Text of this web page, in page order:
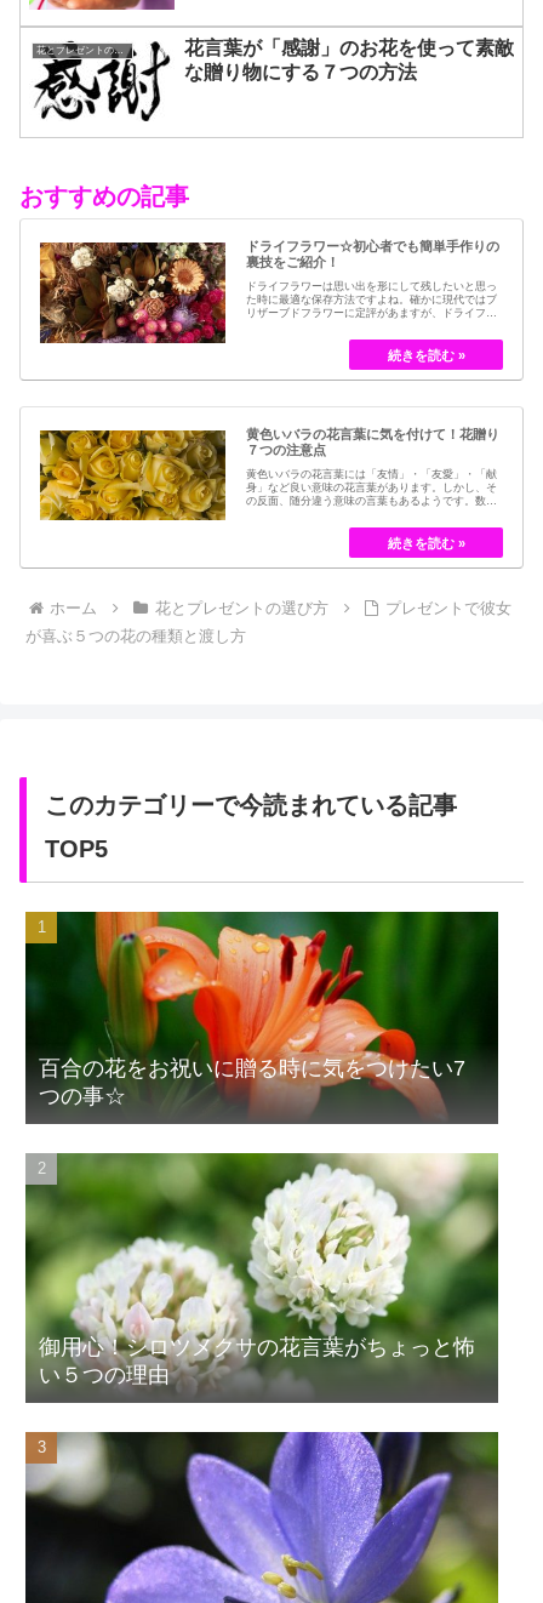
花とプレゼントの選び方
花言葉が「感謝」のお花を使って素敵
な贈り物にする７つの方法
おすすめの記事
ドライフラワー☆初心者でも簡単手作りの
裏技をご紹介！
ドライフラワーは思い出を形にして残したいと思っ
た時に最適な保存方法ですよね。確かに現代ではブ
リザーブドフラワーに定評があますが、ドライフラ
とつです。結婚式のブーケなどに使われた花など、
今では押し花のサービスが有名ですが、昔はドライ
フラワーでも保存されてきました。30代以降の…
黄色いバラの花言葉に気を付けて！花贈り
７つの注意点
黄色いバラの花言葉には「友情」・「友愛」・「献
身」など良い意味の花言葉があります。しかし、そ
の反面、随分違う意味の言葉もあるようです。数多
ローズである「ハイブリット・ティー」の中には、
黄色のバラというのは、存在していませんでした。
しかし、フランスの園芸家ジョセフ・ペルネ＝デ…
ホーム 花とプレゼントの選び方
プレゼントで彼女
が喜ぶ５つの花の種類と渡し方
このカテゴリーで今読まれている記事
TOP5
百合の花をお祝いに贈る時に気をつけたい7
つの事☆
御用心！シロツメクサの花言葉がちょっと怖
い５つの理由